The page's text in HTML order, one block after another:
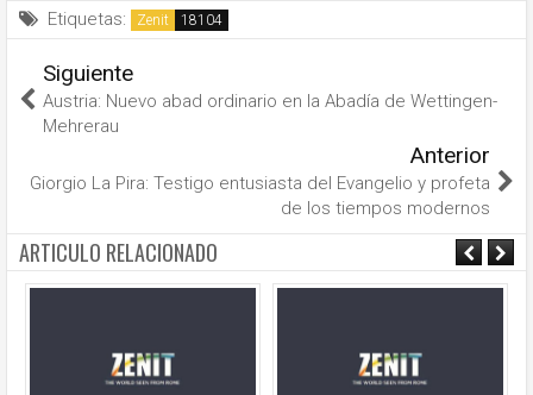
Etiquetas: Zenit
Siguiente
Austria: Nuevo abad ordinario en la Abadía de Wettingen-
Mehrerau
Anterior
Giorgio La Pira: Testigo entusiasta del Evangelio y profeta
de los tiempos modernos
ARTICULO RELACIONADO